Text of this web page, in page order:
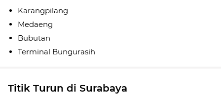
Karangpilang
Medaeng
Bubutan
Terminal Bungurasih
Titik Turun di Surabaya